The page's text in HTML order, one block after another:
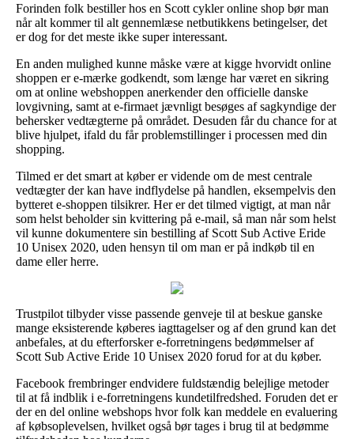
Forinden folk bestiller hos en Scott cykler online shop bør man
når alt kommer til alt gennemlæse netbutikkens betingelser, det
er dog for det meste ikke super interessant.
En anden mulighed kunne måske være at kigge hvorvidt online
shoppen er e-mærke godkendt, som længe har været en sikring
om at online webshoppen anerkender den officielle danske
lovgivning, samt at e-firmaet jævnligt besøges af sagkyndige der
behersker vedtægterne på området. Desuden får du chance for at
blive hjulpet, ifald du får problemstillinger i processen med din
shopping.
Tilmed er det smart at køber er vidende om de mest centrale
vedtægter der kan have indflydelse på handlen, eksempelvis den
bytteret e-shoppen tilsikrer. Her er det tilmed vigtigt, at man når
som helst beholder sin kvittering på e-mail, så man når som helst
vil kunne dokumentere sin bestilling af Scott Sub Active Eride
10 Unisex 2020, uden hensyn til om man er på indkøb til en
dame eller herre.
Trustpilot tilbyder visse passende genveje til at beskue ganske
mange eksisterende køberes iagttagelser og af den grund kan det
anbefales, at du efterforsker e-forretningens bedømmelser af
Scott Sub Active Eride 10 Unisex 2020 forud for at du køber.
Facebook frembringer endvidere fuldstændig belejlige metoder
til at få indblik i e-forretningens kundetilfredshed. Foruden det er
der en del online webshops hvor folk kan meddele en evaluering
af købsoplevelsen, hvilket også bør tages i brug til at bedømme